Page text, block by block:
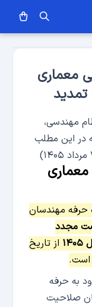
معماری
مهندسی،
در این مطلب
معماری
حرفه مهندسان
مجدد
از تاریخ
است.
به حرفه
صلاحیت